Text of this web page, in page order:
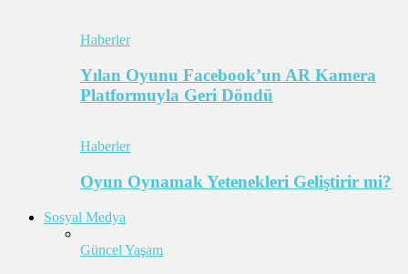
Haberler
Yılan Oyunu Facebook’un AR Kamera
Platformuyla Geri Döndü
Haberler
Oyun Oynamak Yetenekleri Geliştirir mi?
Sosyal Medya
Güncel Yaşam